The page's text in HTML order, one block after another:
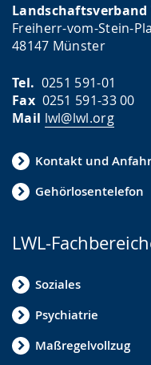
Landschaftsverband
Freiherr-vom-Stein-
48147 Münster
Tel. 0251 591-01
Fax0251 591-33 00
Mail lwl@lwl.org
Kontakt und
Gehörlosentelefon
LWL-
Soziales
Psychiatrie
Maßregelvollzug